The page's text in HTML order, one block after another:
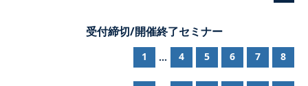
受付締切/開催終了セミナー
1 ... 4 5 6 7 8